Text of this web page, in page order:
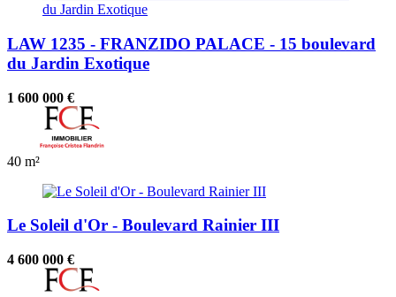
LAW 1235 - FRANZIDO PALACE - 15 boulevard
du Jardin Exotique
1 600 000 €
40 m²
Le Soleil d'Or - Boulevard Rainier III
4 600 000 €